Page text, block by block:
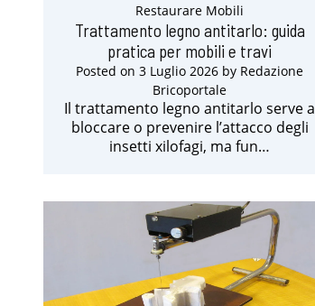
Restaurare Mobili
Trattamento legno antitarlo: guida
pratica per mobili e travi
Posted on 3 Luglio 2026 by Redazione
Bricoportale
Il trattamento legno antitarlo serve a
bloccare o prevenire l’attacco degli
insetti xilofagi, ma fun…